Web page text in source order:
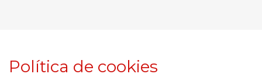
Política de cookies